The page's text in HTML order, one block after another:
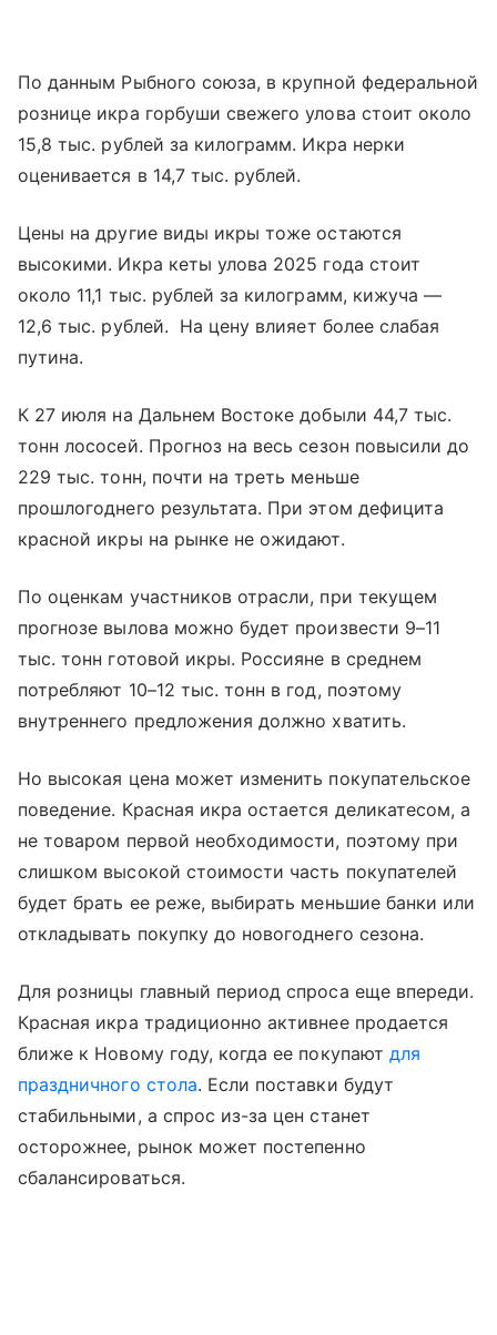
По данным Рыбного союза, в крупной федеральной
рознице икра горбуши свежего улова стоит около
15,8 тыс. рублей за килограмм. Икра нерки
оценивается в 14,7 тыс. рублей.
Цены на другие виды икры тоже остаются
высокими. Икра кеты улова 2025 года стоит
около 11,1 тыс. рублей за килограмм, кижуча —
12,6 тыс. рублей. На цену влияет более слабая
путина.
К 27 июля на Дальнем Востоке добыли 44,7 тыс.
тонн лососей. Прогноз на весь сезон повысили до
229 тыс. тонн, почти на треть меньше
прошлогоднего результата. При этом дефицита
красной икры на рынке не ожидают.
По оценкам участников отрасли, при текущем
прогнозе вылова можно будет произвести 9–11
тыс. тонн готовой икры. Россияне в среднем
потребляют 10–12 тыс. тонн в год, поэтому
внутреннего предложения должно хватить.
Но высокая цена может изменить покупательское
поведение. Красная икра остается деликатесом, а
не товаром первой необходимости, поэтому при
слишком высокой стоимости часть покупателей
будет брать ее реже, выбирать меньшие банки или
откладывать покупку до новогоднего сезона.
Для розницы главный период спроса еще впереди.
Красная икра традиционно активнее продается
ближе к Новому году, когда ее покупают для
праздничного стола. Если поставки будут
стабильными, а спрос из-за цен станет
осторожнее, рынок может постепенно
сбалансироваться.